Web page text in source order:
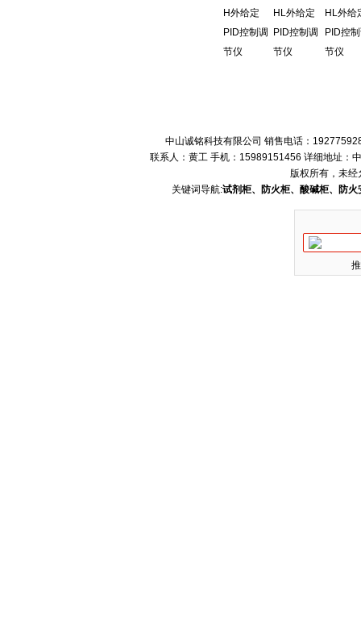
H外给定
PID控制调
节仪
HL外给定
PID控制调
节仪
HL外给
PID控
节仪
中山诚铭科技有限公司 销售电话：
联系人：黄工 手机：15989151456 详细地址：
版权所有，未经
关键词导航:试剂柜、防火柜、酸碱柜、防